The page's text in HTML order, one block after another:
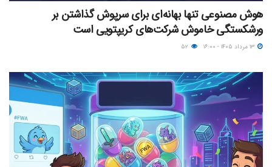
هوش مصنوعی تنها بهانه‌ای برای سرپوش گذاشتن بر
ورشکستگی خاموش شرکت‌های کریپتویی است